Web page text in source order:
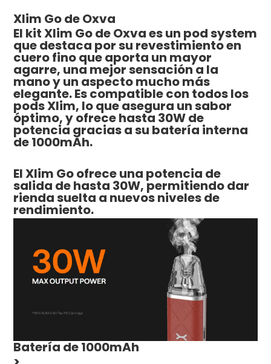
Xlim Go de Oxva
El kit Xlim Go de Oxva es un pod system
que destaca por su revestimiento en
cuero fino que aporta un mayor
agarre, una mejor sensación a la
mano y un aspecto mucho más
elegante. Es compatible con todos los
pods Xlim, lo que asegura un sabor
óptimo, y ofrece hasta 30W de
potencia gracias a su batería interna
de 1000mAh.
El Xlim Go ofrece una potencia de
salida de hasta 30W, permitiendo dar
rienda suelta a nuevos niveles de
rendimiento.
Batería de 1000mAh